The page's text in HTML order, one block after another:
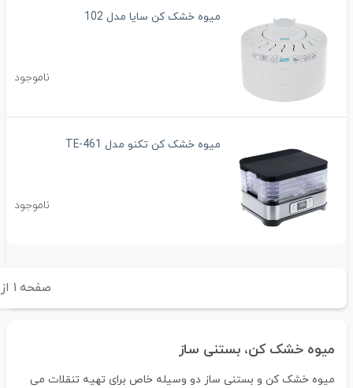
میوه خشک کن سایا مدل 102
ناموجود
میوه خشک کن تکنو مدل TE-461
ناموجود
صفحه ۱ از ۱
میوه خشک کن، بستنی ساز
میوه خشک کن و بستنی ساز دو وسیله خاص برای تهیه تنقلات می